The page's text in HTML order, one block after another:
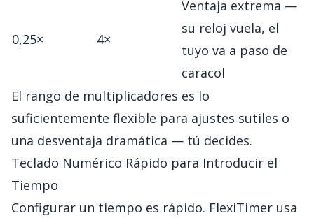
0,25× 4×
Ventaja extrema —
su reloj vuela, el
tuyo va a paso de
caracol
El rango de multiplicadores es lo
suficientemente flexible para ajustes sutiles o
una desventaja dramática — tú decides.
Teclado Numérico Rápido para Introducir el
Tiempo
Configurar un tiempo es rápido. FlexiTimer usa